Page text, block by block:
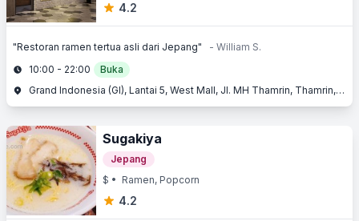
4.2
"Restoran ramen tertua asli dari Jepang"
- William S.
10:00 - 22:00
Buka
Grand Indonesia (GI), Lantai 5, West Mall, Jl. MH Thamrin, Thamrin, Jakarta Pusat, Jakarta
Sugakiya
Jepang
$ • Ramen, Popcorn
4.2